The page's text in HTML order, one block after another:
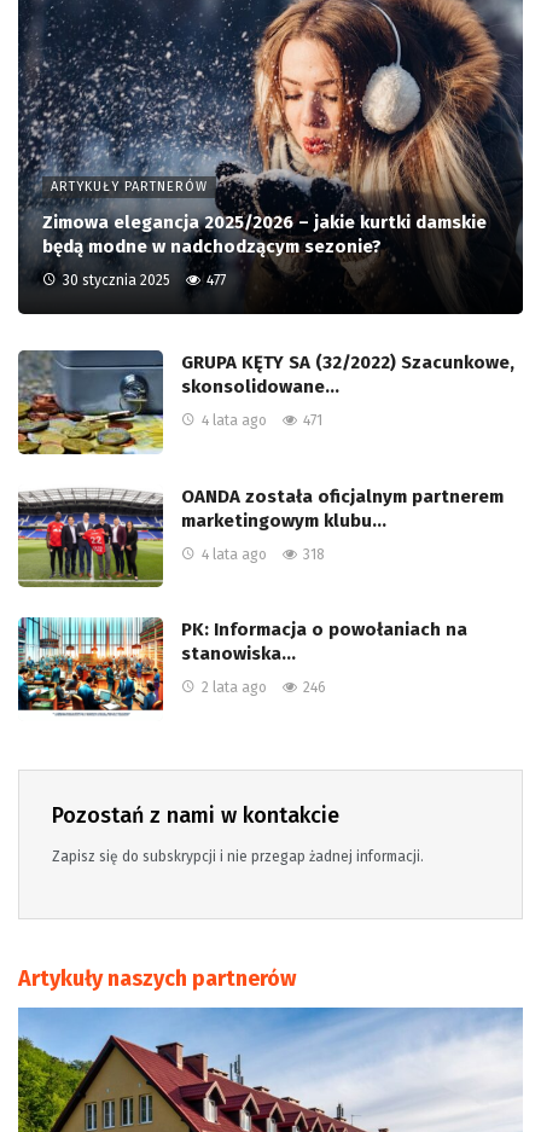
ARTYKUŁY PARTNERÓW
Zimowa elegancja 2025/2026 – jakie kurtki damskie
będą modne w nadchodzącym sezonie?
30 stycznia 2025 477
GRUPA KĘTY SA (32/2022) Szacunkowe,
skonsolidowane…
4 lata ago 471
OANDA została oficjalnym partnerem
marketingowym klubu…
4 lata ago 318
PK: Informacja o powołaniach na
stanowiska…
2 lata ago 246
Pozostań z nami w kontakcie
Zapisz się do subskrypcji i nie przegap żadnej informacji.
Artykuły naszych partnerów